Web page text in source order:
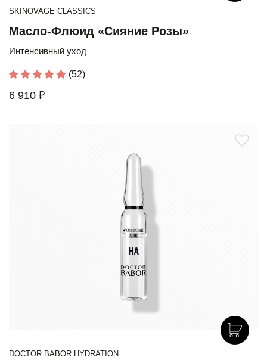
SKINOVAGE CLASSICS
Масло-Флюид «Сияние Розы»
Интенсивный уход
(52)
6 910 ₽
DOCTOR BABOR HYDRATION